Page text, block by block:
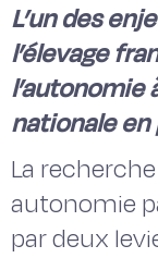
L’un des
l’élevage
l’autonomie
nationale
La
autonomie
par deux